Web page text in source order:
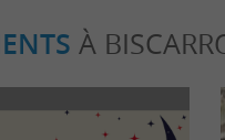
À